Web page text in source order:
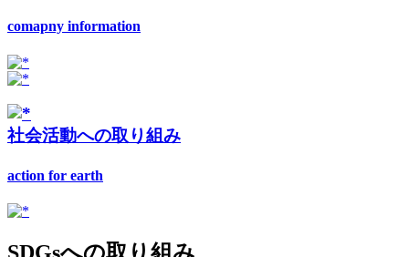
comapny information
社会活動への取り組み
action for earth